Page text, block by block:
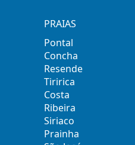
PRAIAS
Pontal
Concha
Resende
Tiririca
Costa
Ribeira
Siriaco
Prainha